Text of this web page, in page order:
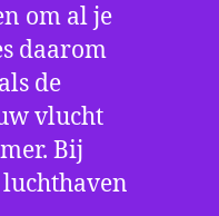
om al je
daarom
de
vlucht
Bij